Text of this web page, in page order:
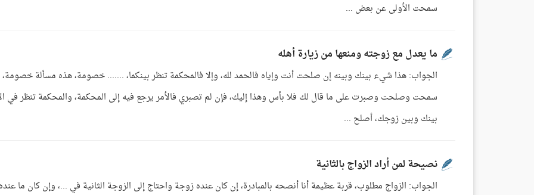
سمحت الأولى عن بعض ...
ما يعدل مع زوجته ومنعها من زيارة أهله
الجواب: هذا شيء بينك وبينه إن صلحت أنت وإياه فالحمد لله، وإلا فالمحكمة تنظر بينكما، ....... خصومة، هذه مسألة خصومة،
سمحت وصلحت وصبرت على ما قال لك فلا بأس وهذا إليك، فإن لم تصبري فالأمر يرجع فيه إلى المحكمة، والمحكمة تنظر في
بينك وبين زوجك، أصلح ...
نصيحة لمن أراد الزواج بالثانية
الجواب: الزواج مطلوب، قربة عظيمة أنا أنصحه بالمبادرة، إن كان عنده زوجة واحتاج إلى الزوجة الثانية في ...، وإن كان ما